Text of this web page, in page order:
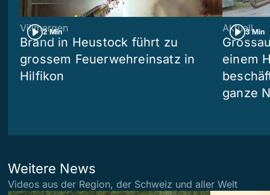
2 Min
Villmergen
Brand in Heustock führt zu
grossem Feuerwehreinsatz in
Hilfikon
3 Min
Aktuell
einem
ganze
Weitere News
Videos aus der Region, der Schweiz und aller Welt